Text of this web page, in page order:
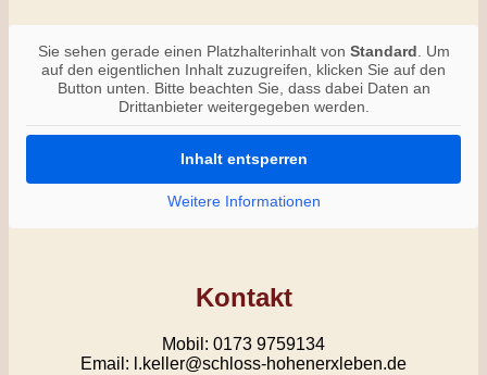
Sie sehen gerade einen Platzhalterinhalt von Standard. Um
auf den eigentlichen Inhalt zuzugreifen, klicken Sie auf den
Button unten. Bitte beachten Sie, dass dabei Daten an
Drittanbieter weitergegeben werden.
Inhalt entsperren
Weitere Informationen
Kontakt
Mobil: 0173 9759134
Email: l.keller@schloss-hohenerxleben.de